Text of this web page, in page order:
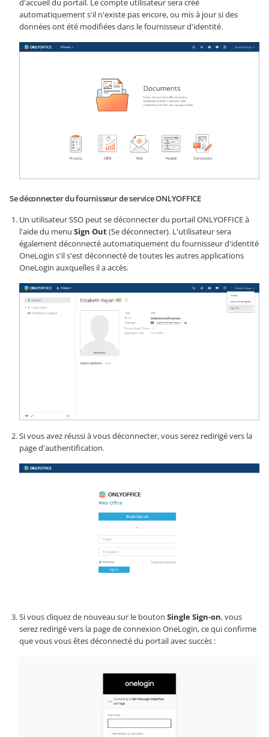
d'accueil du portail. Le compte utilisateur sera créé
automatiquement s'il n'existe pas encore, ou mis à jour si des
données ont été modifiées dans le fournisseur d'identité.
Se déconnecter du fournisseur de service ONLYOFFICE
Un utilisateur SSO peut se déconnecter du portail ONLYOFFICE à
l'aide du menu Sign Out(Se déconnecter). L'utilisateur sera
également déconnecté automatiquement du fournisseur d'identité
OneLogin s'il s'est déconnecté de toutes les autres applications
OneLogin auxquelles il a accès.
Si vous avez réussi à vous déconnecter, vous serez redirigé vers la
page d'authentification.
Si vous cliquez de nouveau sur le bouton Single Sign-on, vous
serez redirigé vers la page de connexion OneLogin, ce qui confirme
que vous vous êtes déconnecté du portail avec succès :